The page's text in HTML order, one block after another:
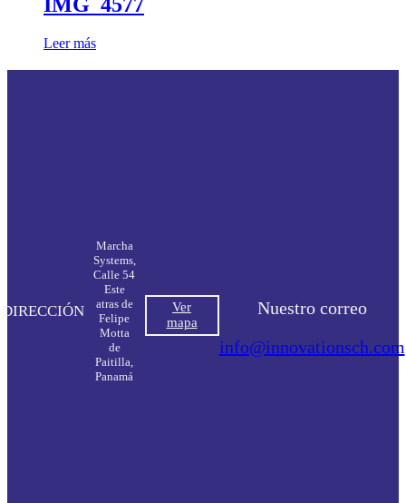
IMG_4577
Leer más
DIRECCIÓN
Marcha
Systems,
Calle 54
Este
atras de
Felipe
Motta
de
Paitilla,
Panamá
Ver
mapa
Nuestro correo
info@innovationsch.com